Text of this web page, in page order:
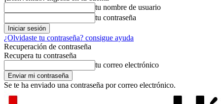
tu nombre de usuario
tu contraseña
¿Olvidaste tu contraseña? consigue ayuda
Recuperación de contraseña
Recupera tu contraseña
tu correo electrónico
Se te ha enviado una contraseña por correo electrónico.